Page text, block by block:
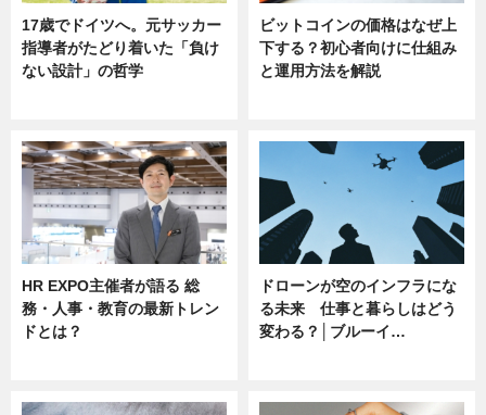
17歳でドイツへ。元サッカー
指導者がたどり着いた「負け
ない設計」の哲学
ビットコインの価格はなぜ上
下する？初心者向けに仕組み
と運用方法を解説
HR EXPO主催者が語る 総
務・人事・教育の最新トレン
ドとは？
ドローンが空のインフラにな
る未来 仕事と暮らしはどう
変わる？│ブルーイ…